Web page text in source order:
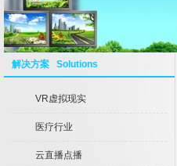
解决方案 Solutions
VR虚拟现实
医疗行业
云直播点播